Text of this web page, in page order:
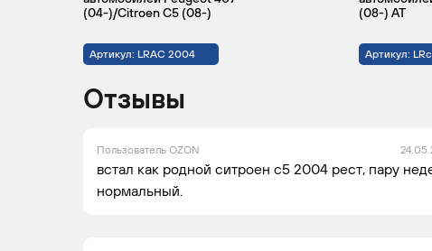
CITROEN C5
(04-)/Citroen C5 (08-)
Артикул: LRAC 2004
(08-) AT
Артикул:
Отзывы
Пользователь OZON
встал как родной ситроен с5 2004 рест, пару
нормальный.